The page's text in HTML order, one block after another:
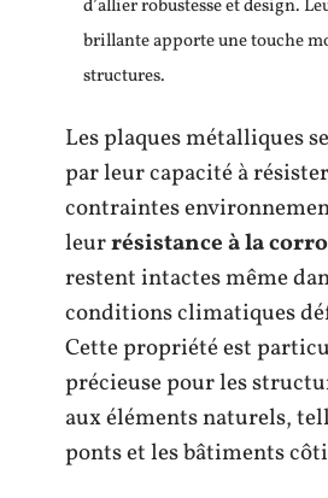
d’allier robustesse et design.
brillante apporte une touche
structures.
Les plaques métalliques
par leur capacité à
contraintes
leurrésistance à la
restent intactes même
conditions climatiques
Cette propriété est
précieuse pour les
aux éléments naturels,
ponts et les bâtiments